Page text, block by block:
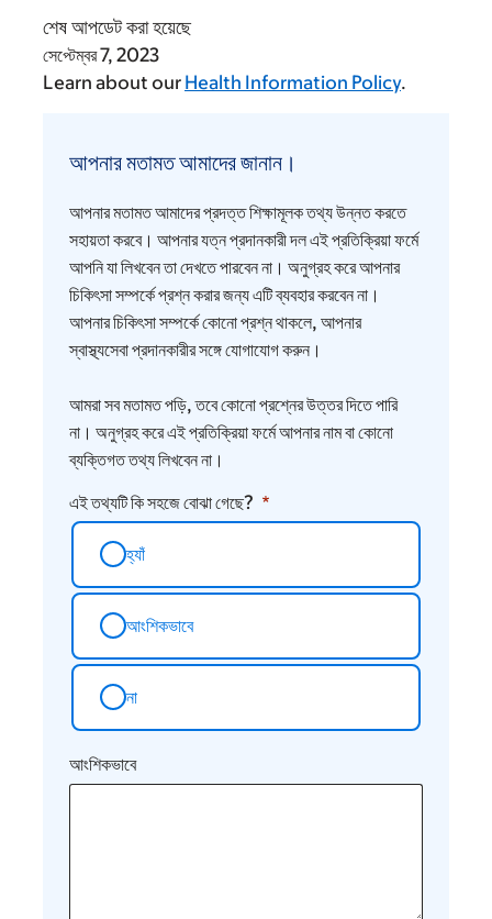
শেষ আপডেট করা হয়েছে
সেপ্টেম্বর 7, 2023
Learn about our Health Information Policy.
মতামত
জানান।
আপনার মতামত আমাদের জানান।
আপনার মতামত আমাদের প্রদত্ত শিক্ষামূলক তথ্য উন্নত করতে
সহায়তা করবে। আপনার যত্ন প্রদানকারী দল এই প্রতিক্রিয়া ফর্মে
আপনি যা লিখবেন তা দেখতে পারবেন না। অনুগ্রহ করে আপনার
চিকিৎসা সম্পর্কে প্রশ্ন করার জন্য এটি ব্যবহার করবেন না।
আপনার চিকিৎসা সম্পর্কে কোনো প্রশ্ন থাকলে, আপনার
স্বাস্থ্যসেবা প্রদানকারীর সঙ্গে যোগাযোগ করুন।
আমরা সব মতামত পড়ি, তবে কোনো প্রশ্নের উত্তর দিতে পারি
না। অনুগ্রহ করে এই প্রতিক্রিয়া ফর্মে আপনার নাম বা কোনো
ব্যক্তিগত তথ্য লিখবেন না।
এই তথ্যটি কি সহজে বোঝা গেছে?
হ্যাঁ
আংশিকভাবে
না
আংশিকভাবে